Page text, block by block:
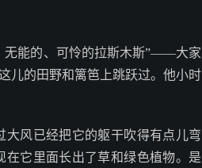
能的、可怜的拉斯木斯”——大家
儿的田野和篱笆上跳跃过。他小时
风已经把它的躯干吹得有点儿弯
它里面长出了草和绿色植物。是